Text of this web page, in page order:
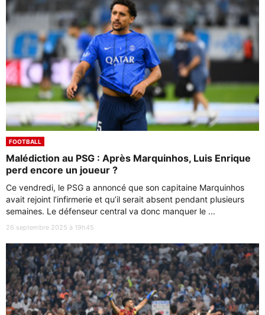
FOOTBALL
Malédiction au PSG : Après Marquinhos, Luis Enrique
perd encore un joueur ?
Ce vendredi, le PSG a annoncé que son capitaine Marquinhos
avait rejoint l’infirmerie et qu’il serait absent pendant plusieurs
semaines. Le défenseur central va donc manquer le ...
26 septembre 2025 à 19h45